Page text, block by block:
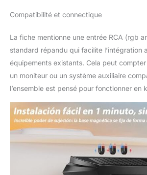
Compatibilité et connectique
La fiche mentionne une entrée RCA (rgb
standard répandu qui facilite l’intégration
équipements existants. Cela peut
un moniteur ou un système auxiliaire
l’ensemble est pensé pour fonctionner en